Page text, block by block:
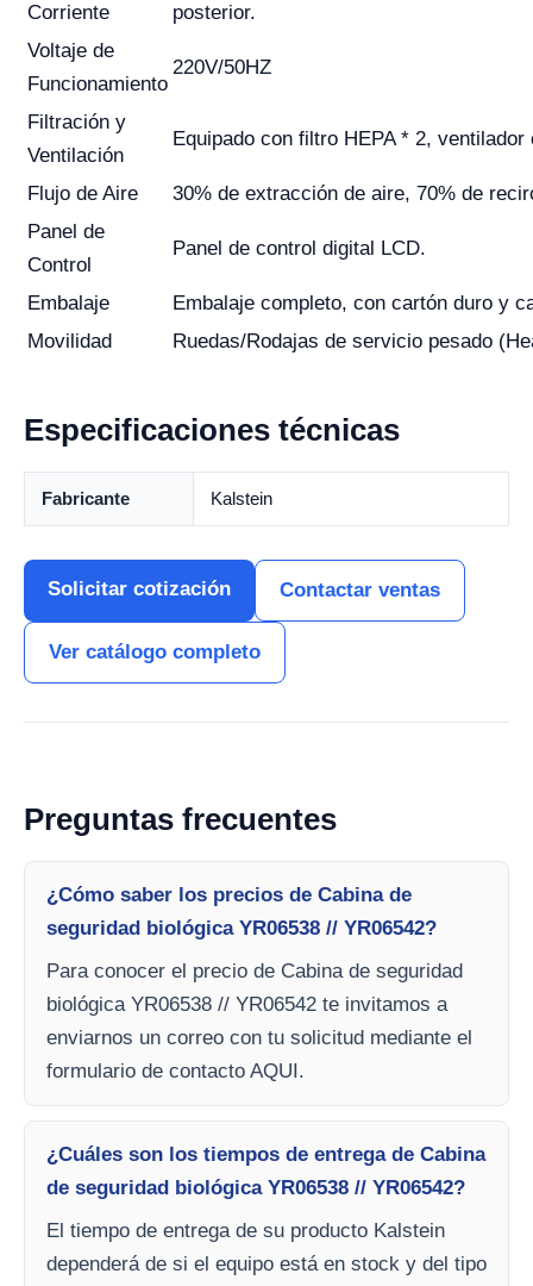
Corriente
posterior.
Voltaje de
Funcionamiento
220V/50HZ
Filtración y
Ventilación
Equipado con filtro HEPA * 2,
Flujo de Aire
30% de extracción de aire, 70% de
Panel de
Control
Panel de control digital LCD.
Embalaje
Embalaje completo, con cartón duro y
Movilidad
Ruedas/Rodajas de servicio pesado
Especificaciones técnicas
Fabricante Kalstein
Solicitar cotización Contactar ventas
Ver catálogo completo
Preguntas frecuentes
¿Cómo saber los precios de Cabina de
seguridad biológica YR06538 // YR06542?
Para conocer el precio de Cabina de seguridad
biológica YR06538 // YR06542 te invitamos a
enviarnos un correo con tu solicitud mediante el
formulario de contacto AQUI.
¿Cuáles son los tiempos de entrega de Cabina
de seguridad biológica YR06538 // YR06542?
El tiempo de entrega de su producto Kalstein
dependerá de si el equipo está en stock y del tipo